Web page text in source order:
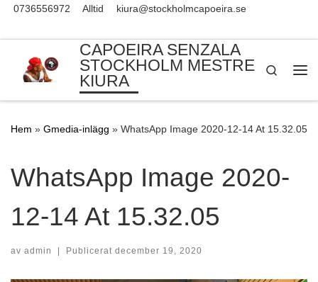
0736556972 Alltid kiura@stockholmcapoeira.se
CAPOEIRA SENZALA
STOCKHOLM MESTRE
KIURA
Search
Hem » Gmedia-inlägg » WhatsApp Image 2020-12-14 At 15.32.05
WhatsApp Image 2020-
12-14 At 15.32.05
av admin | Publicerat december 19, 2020